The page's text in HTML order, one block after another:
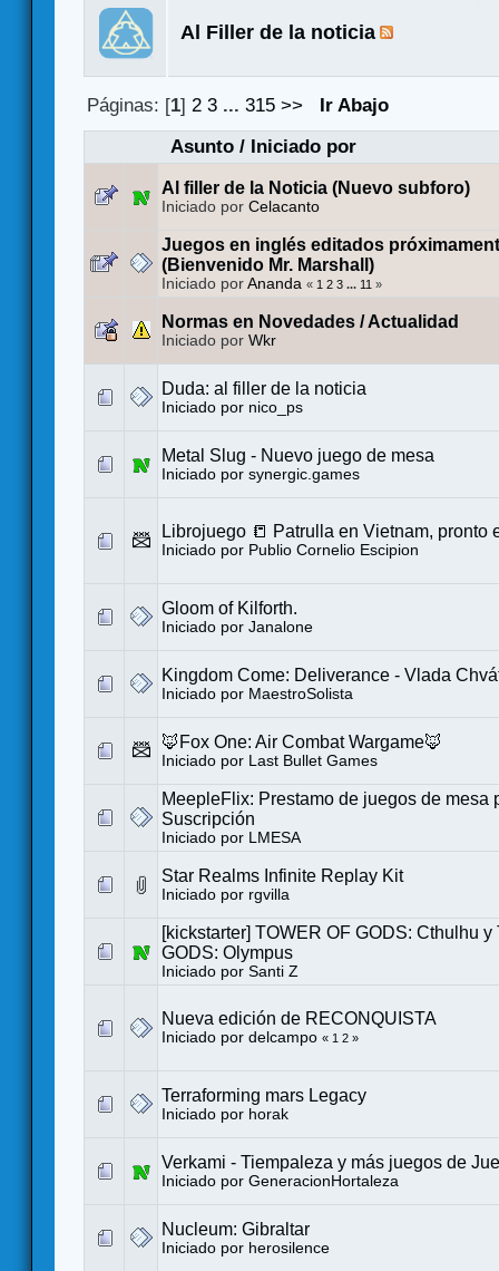
Al Filler de la noticia
Páginas: [1]2 3 ...315 >>
Ir Abajo
Asunto/ Iniciado por
Al filler de la Noticia (Nuevo subforo)
Iniciado por Celacanto
Juegos en inglés editados
(Bienvenido Mr. Marshall)
Iniciado por Ananda « 1 2 3 ... 11 »
Normas en Novedades / Actualidad
Iniciado por Wkr
Duda: al filler de la noticia
Iniciado por nico_ps
Metal Slug - Nuevo juego de mesa
Iniciado por synergic.games
Librojuego 📒 Patrulla en Vietnam, pronto
Iniciado por Publio Cornelio Escipion
Gloom of Kilforth.
Iniciado por Janalone
Kingdom Come: Deliverance - Vlada
Iniciado por MaestroSolista
🦊Fox One: Air Combat Wargame🦊
Iniciado por Last Bullet Games
MeepleFlix: Prestamo de juegos de mesa
Suscripción
Iniciado por LMESA
Star Realms Infinite Replay Kit
Iniciado por rgvilla
[kickstarter] TOWER OF GODS: Cthulhu y
GODS: Olympus
Iniciado por Santi Z
Nueva edición de RECONQUISTA
Iniciado por delcampo « 1 2 »
Terraforming mars Legacy
Iniciado por horak
Verkami - Tiempaleza y más juegos de
Iniciado por GeneracionHortaleza
Nucleum: Gibraltar
Iniciado por herosilence